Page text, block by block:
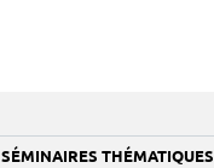
SÉMINAIRES THÉMATIQUES